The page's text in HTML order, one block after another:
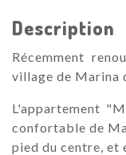
Description
Récemment
village de Marina
L'appartement
confortable de
pied du centre, et